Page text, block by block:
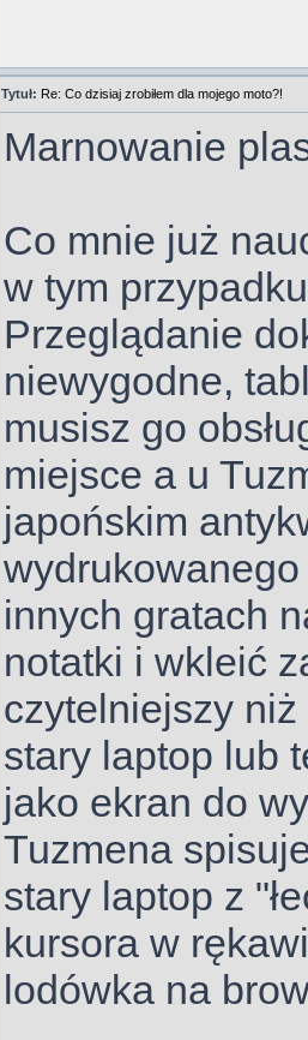
Tytuł: Re: Co dzisiaj zrobiłem dla mojego moto?!
Marnowanie
Co mnie już
w tym
Przeglądanie
niewygodne,
musisz go
miejsce a u
japońskim
innych gratach
notatki i wkleić
czytelniejszy niż
stary laptop lub
jako ekran do
Tuzmena
stary laptop z
kursora w
lodówka na